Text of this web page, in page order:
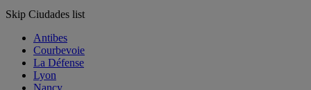
Skip Ciudades list
Antibes
Courbevoie
La Défense
Lyon
Nancy